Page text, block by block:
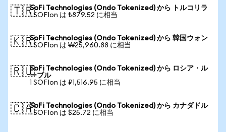
🇹🇷SoFi Technologies (Ondo Tokenized) から トルコリラ
1 SOFIon は ₺879.52 に相当
🇰🇷SoFi Technologies (Ondo Tokenized) から 韓国ウォン
1 SOFIon は ₩25,960.88 に相当
🇷🇺SoFi Technologies (Ondo Tokenized) から ロシア・ル
ーブル
1 SOFIon は ₽1,516.95 に相当
🇨🇦SoFi Technologies (Ondo Tokenized) から カナダドル
1 SOFIon は $25.72 に相当